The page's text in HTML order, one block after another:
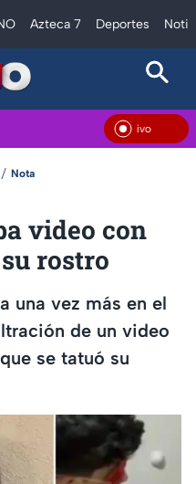
Azteca 7 Deportes
En
Nota
video con
rostro
una vez más en el
de un video
se tatuó su